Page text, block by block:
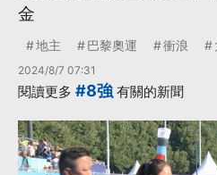
金
地主 巴黎奧運 衝浪
2024/8/7 07:31
閱讀更多 #8強 有關的新聞